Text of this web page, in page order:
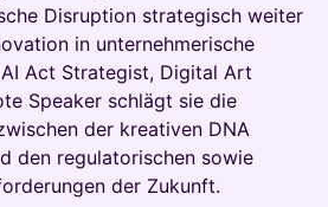
Disruption strategisch weiter
in unternehmerische
AI Act Strategist, Digital Art
Speaker schlägt sie die
der kreativen DNA
den regulatorischen sowie
der Zukunft.